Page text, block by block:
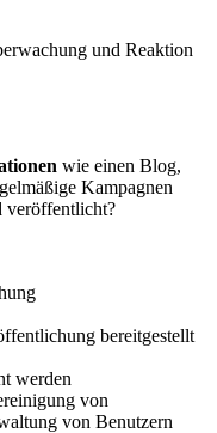
und Reaktion
wie einen Blog,
Kampagnen
veröffentlicht?
bereitgestellt
werden
von
von Benutzern